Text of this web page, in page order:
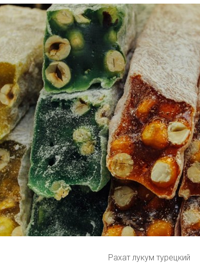
Рахат лукум турецкий